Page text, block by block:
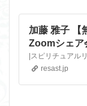
加藤 雅子 【
Zoomシェア
resast.jp